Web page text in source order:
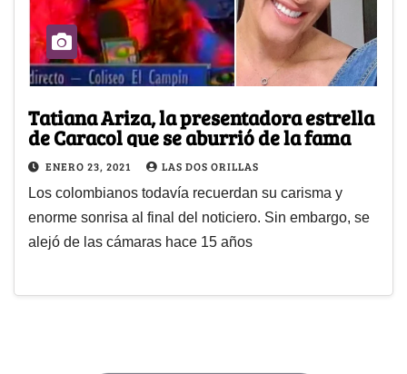
Tatiana Ariza, la presentadora estrella
de Caracol que se aburrió de la fama
ENERO 23, 2021 LAS DOS ORILLAS
Los colombianos todavía recuerdan su carisma y
enorme sonrisa al final del noticiero. Sin embargo, se
alejó de las cámaras hace 15 años